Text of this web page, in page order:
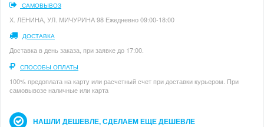
САМОВЫВОЗ
Х. ЛЕНИНА, УЛ. МИЧУРИНА 98 Ежедневно 09:00-18:00
ДОСТАВКА
Доставка в день заказа, при заявке до 17:00.
СПОСОБЫ ОПЛАТЫ
100% предоплата на карту или расчетный счет при доставки курьером. При
самовывозе наличные или карта
НАШЛИ ДЕШЕВЛЕ, СДЕЛАЕМ ЕЩЕ ДЕШЕВЛЕ